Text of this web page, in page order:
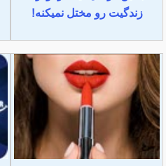
زندگیت رو مختل نمیکنه!